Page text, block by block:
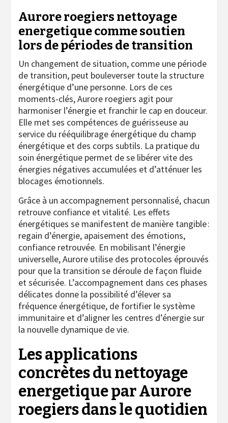
Aurore roegiers nettoyage
energetique comme soutien
lors de périodes de transition
Un changement de situation, comme une période
de transition, peut bouleverser toute la structure
énergétique d’une personne. Lors de ces
moments-clés, Aurore roegiers agit pour
harmoniser l’énergie et franchir le cap en douceur.
Elle met ses compétences de guérisseuse au
service du rééquilibrage énergétique du champ
énergétique et des corps subtils. La pratique du
soin énergétique permet de se libérer vite des
énergies négatives accumulées et d’atténuer les
blocages émotionnels.
Grâce à un accompagnement personnalisé, chacun
retrouve confiance et vitalité. Les effets
énergétiques se manifestent de manière tangible :
regain d’énergie, apaisement des émotions,
confiance retrouvée. En mobilisant l’énergie
universelle, Aurore utilise des protocoles éprouvés
pour que la transition se déroule de façon fluide
et sécurisée. L’accompagnement dans ces phases
délicates donne la possibilité d’élever sa
fréquence énergétique, de fortifier le système
immunitaire et d’aligner les centres d’énergie sur
la nouvelle dynamique de vie.
Les applications
concrètes du nettoyage
energetique par Aurore
roegiers dans le quotidien